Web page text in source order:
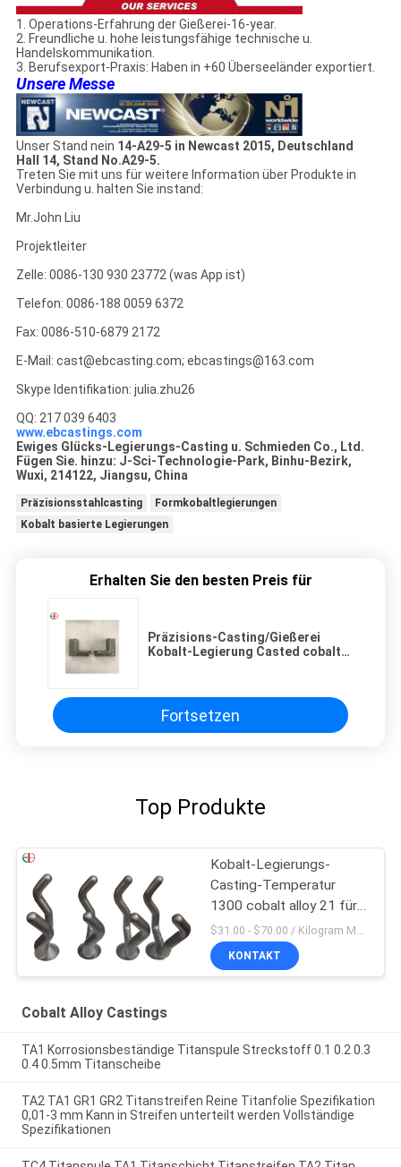
1. Operations-Erfahrung der Gießerei-16-year.
2. Freundliche u. hohe leistungsfähige technische u.
Handelskommunikation.
3. Berufsexport-Praxis: Haben in +60 Überseeländer exportiert.
Unsere Messe
Unser Stand nein 14-A29-5 in Newcast 2015, Deutschland
Hall 14, Stand No.A29-5.
Treten Sie mit uns für weitere Information über Produkte in
Verbindung u. halten Sie instand:
Mr.John Liu
Projektleiter
Zelle: 0086-130 930 23772 (was App ist)
Telefon: 0086-188 0059 6372
Fax: 0086-510-6879 2172
E-Mail: cast@ebcasting.com; ebcastings@163.com
Skype Identifikation: julia.zhu26
QQ: 217 039 6403
www.ebcastings.com
Ewiges Glücks-Legierungs-Casting u. Schmieden Co., Ltd.
Fügen Sie. hinzu: J-Sci-Technologie-Park, Binhu-Bezirk,
Wuxi, 214122, Jiangsu, China
Präzisionsstahlcasting
Formkobaltlegierungen
Kobalt basierte Legierungen
Erhalten Sie den besten Preis für
Präzisions-Casting/Gießerei
Kobalt-Legierung Casted cobalt
Fortsetzen
Top Produkte
Kobalt-Legierungs-
Casting-Temperatur
1300 cobalt alloy 21 für
Pulver-Metallurgie
KONTAKT
Cobalt Alloy Castings
TA1 Korrosionsbeständige Titanspule Streckstoff 0.1 0.2 0.3
0.4 0.5mm Titanscheibe
TA2 TA1 GR1 GR2 Titanstreifen Reine Titanfolie Spezifikation
0,01-3 mm Kann in Streifen unterteilt werden Vollständige
Spezifikationen